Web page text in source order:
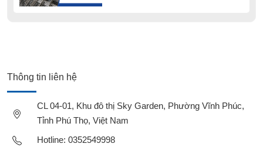
Thông tin liên hệ
CL 04-01, Khu đô thị Sky Garden, Phường Vĩnh Phúc,
Tỉnh Phú Thọ, Việt Nam
Hotline: 0352549998